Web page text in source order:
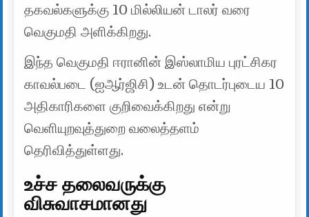
தகவல்களுக்கு 10 மில்லியன் டாலர் வரை
வெகுமதி அளிக்கிறது.
இந்த வெகுமதி ஈரானின் இஸ்லாமிய புரட்சிகர
காவல்படை (ஐஆர்ஜிசி) உடன் தொடர்புடைய 10
அதிகாரிகளை குறிவைக்கிறது என்று
வெளியுறவுத்துறை வலைத்தளம்
தெரிவித்துள்ளது.
உச்ச தலைவருக்கு
விசுவாசமானது